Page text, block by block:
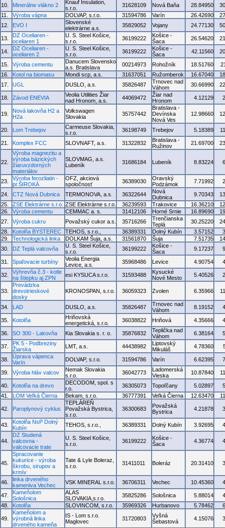
10. Minerálne vlákno 2
Knauf Insulation,
s.r.o.
31628109 Nová Baňa 28.84950
11.
Výroba vápna DOLVAP, s.r.o. 31594786 Varín 26.42690
12.
EVO I
Slovenské
elektrárne a.s.
35829052 Vojany 24.77130
13.
DZ Oceliaren -
oceliaren 1
U. S. Steel Košice,
s.r.o.
36199222
Košice -
Šaca
26.54620
14.
DZ Oceliaren -
oceliaren 2
U. S. Steel Košice,
s.r.o.
36199222
Košice -
Šaca
42.11560
15. Výroba cementu
Danucem Slovensko
a.s. Bratislava
00214973 Rohožník 18.51760
16.
Kotol na biomasu Mondi scp, a.s. 31637051 Ružomberok 16.67040
17.
UGL DUSLO, a.s. 35826487
Trnovec nad
Váhom
30.66990
18. Závod ENEVIA
Veolia Utilities Žiar
nad Hronom, a.s.
44069472
Žiar nad
Hronom
4.12129
19.
Nová lakovňa H2 a
H2a
Volkswagen
Slovakia
35757442
Bratislava -
Devínska
Nová Ves
12.98660
20. Lom Trebejov
Carmeuse Slovakia,
s.r.o.
36198749 Trebejov 5.18389
21. Komplex FCC SLOVNAFT, a.s. 31322832
Bratislava -
Ružinov
21.69700
22.
Výroba magnezitu a
výroba bázických
žiaruvzdorných
materiálov
SLOVMAG, a.s.
Lubeník
31686184 Lubeník 8.83224
23.
Výroba ferozliatin -
pr.ŠIROKÁ
OFZ, akciová
spoločnosť
36389030
Oravský
Podzámok
7.71992
24. CTZ Nová Dubnica TERMONOVA, a.s. 36322644
Nová
Dubnica
9.70343
25.
ZSE Elektrárne s.r.o. ZSE Elektrárne s.r.o. 36239593 Trakovice 16.36210
26.
Výroba cementu CEMMAC a. s. 31412106 Horné Srnie 16.89690
27.
Výroba cukru Považský cukor a.s. 35716266
Trenčianska
Teplá
30.25220
28.
Kotolňa BYSTEREC TEHOS, s.r.o., 36389331 Dolný Kubín 3.57152
29.
Technologická linka DOLKAM Šuja, a.s. 31561870 Šuja 7.51735
30.
DZ Teplá valcovňa
U. S. Steel Košice,
s.r.o.
36199222
Košice -
Šaca
9.17237
31. Spaľovacie turbíny
Veolia Energia
Levice, a.s.
35968486 Levice 4.90754
32.
Výhrevňa č.3 - kotle
na štiepku aj ZPN
esi KYSUCA s.r.o. 31593488
Kysucké
Nové Mesto
5.40526
33.
Prevádzka
drevotrieskové
dosky
KRONOSPAN, s.r.o. 36059323 Zvolen 6.35966
34. LAD DUSLO, a.s. 35826487
Trnovec nad
Váhom
8.19152
35. Kotolňa
Hriňovská
energetická, s.r.o.
36038822 Hriňová 4.35666
36. SO 300 - Lakovňa Kia Slovakia s. r. o. 35876832
Teplička nad
Váhom
6.38164
37.
PK 5 - Podbreziny
Žiarska
LMT, a.s. 44438982
Liptovský
Mikuláš
4.78360
38.
Úprava vápenca
Varín
DOLVAP, s.r.o. 31594786 Varín 6.62395
39. Výroba hláv valcov
Nemak Slovakia
s.r.o.
36042773
Ladomerská
Vieska
10.87840
40. Kotolňa na drevo
DECODOM, spol. s
r.o.
36305073 Topoľčany 5.02897
41.
LOM Veľká Čierna Bekam, s.r.o. 36777391 Veľká Čierna 12.63470
42. Paroplynový cyklus
TEPLÁREŇ
Považská Bystrica,
s.r.o.
36300683
Považská
Bystrica
4.21878
43.
Kotolňa NsP Dolný
Kubín
TEHOS, s.r.o., 36389331 Dolný Kubín 3.92695
44.
DZ Studená
valcovna -
valcovacie trate
U. S. Steel Košice,
s.r.o.
36199222
Košice -
Šaca
4.36774
45.
Spracovanie
kukurice - výroba
škrobu, sirupov a
krmív
Tate & Lyle Boleraz,
s.r.o.
31411011 Boleráz 20.31410
46.
linka drveného
kameniva Vechec
VSK MINERAL s.r.o. 36706311 Vechec 10.45360
47.
Kameňolom
Sološnica
ALAS
SLOVAKIA,s.r.o.
35825286 Sološnica 5.88014
48.
Kotolňa SLOVINCOM, s.r.o. 35969326 Hurbanovo 5.78462
49.
Kameňolom a
výrobná linka
drveného kameňa
IS - Lom s.r.o.
Maglovec
31720803
Vyšná
Šebastová
4.15076